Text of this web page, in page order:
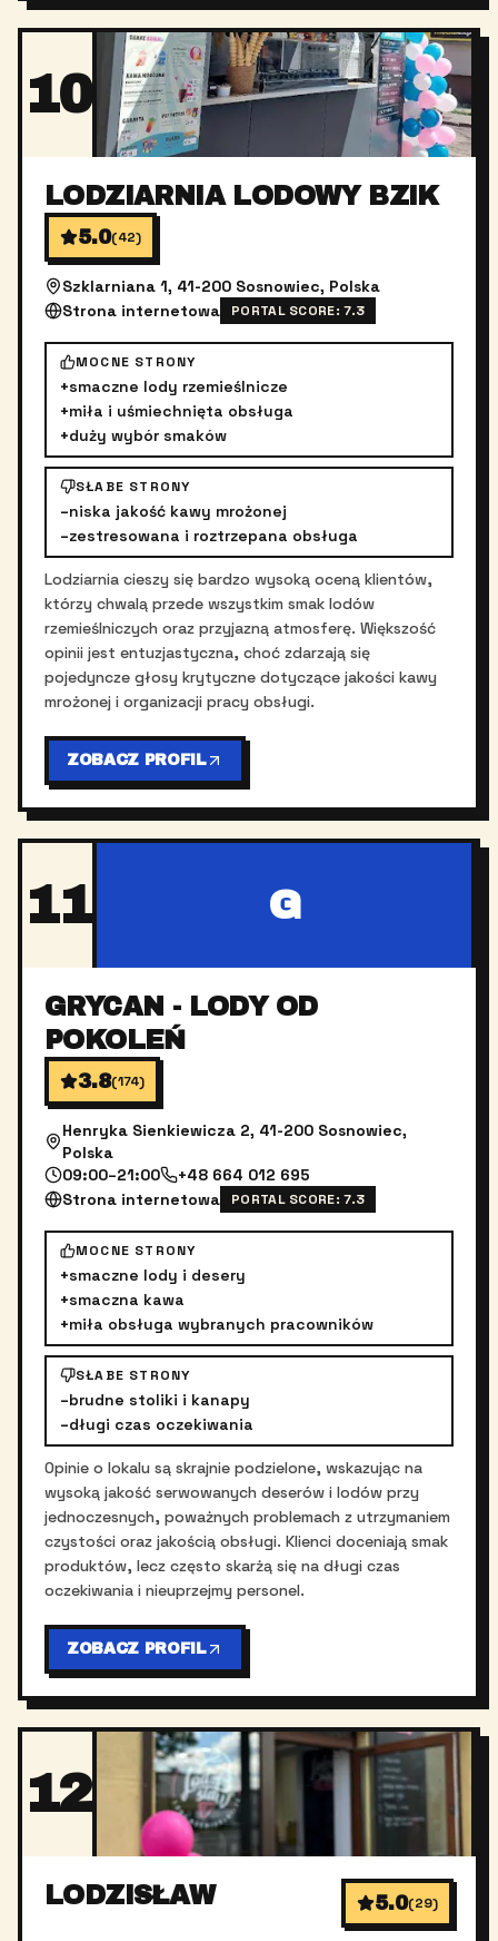
10
LODZIARNIA LODOWY BZIK
5.0(42)
Szklarniana 1, 41-200 Sosnowiec, Polska
Strona internetowa
PORTAL SCORE:7.3
MOCNE STRONY
+smaczne lody rzemieślnicze
+miła i uśmiechnięta obsługa
+duży wybór smaków
SŁABE STRONY
–niska jakość kawy mrożonej
–zestresowana i roztrzepana obsługa
Lodziarnia cieszy się bardzo wysoką oceną klientów,
którzy chwalą przede wszystkim smak lodów
rzemieślniczych oraz przyjazną atmosferę. Większość
opinii jest entuzjastyczna, choć zdarzają się
pojedyncze głosy krytyczne dotyczące jakości kawy
mrożonej i organizacji pracy obsługi.
ZOBACZ PROFIL
11 G
GRYCAN - LODY OD
POKOLEŃ
3.8(174)
Henryka Sienkiewicza 2, 41-200 Sosnowiec,
Polska
09:00–21:00
+48 664 012 695
Strona internetowa
PORTAL SCORE:7.3
MOCNE STRONY
+smaczne lody i desery
+smaczna kawa
+miła obsługa wybranych pracowników
SŁABE STRONY
–brudne stoliki i kanapy
–długi czas oczekiwania
Opinie o lokalu są skrajnie podzielone, wskazując na
wysoką jakość serwowanych deserów i lodów przy
jednoczesnych, poważnych problemach z utrzymaniem
czystości oraz jakością obsługi. Klienci doceniają smak
produktów, lecz często skarżą się na długi czas
oczekiwania i nieuprzejmy personel.
ZOBACZ PROFIL
12
LODZISŁAW 5.0(29)